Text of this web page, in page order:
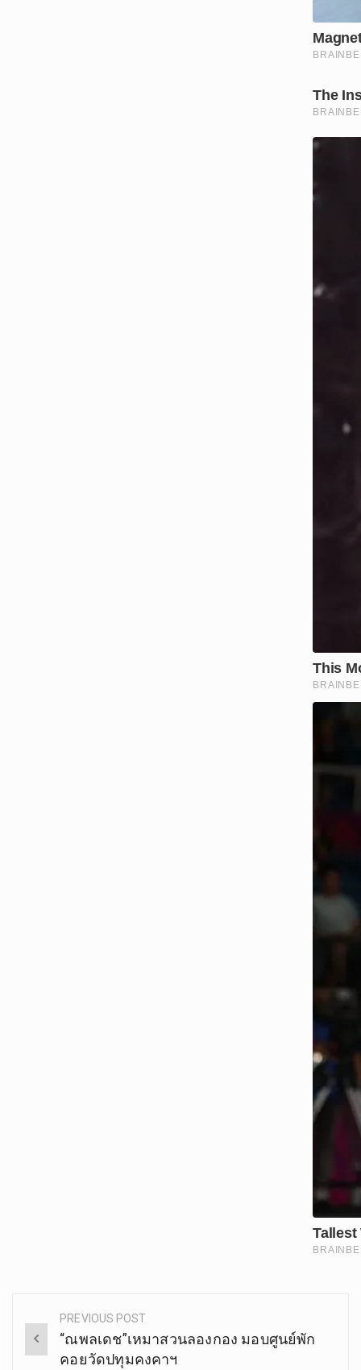
Post
navigation
PREVIOUS POST
“ณพลเดช”เหมาสวนลองกอง มอบศูนย์พัก
คอยวัดปทุมคงคาฯ